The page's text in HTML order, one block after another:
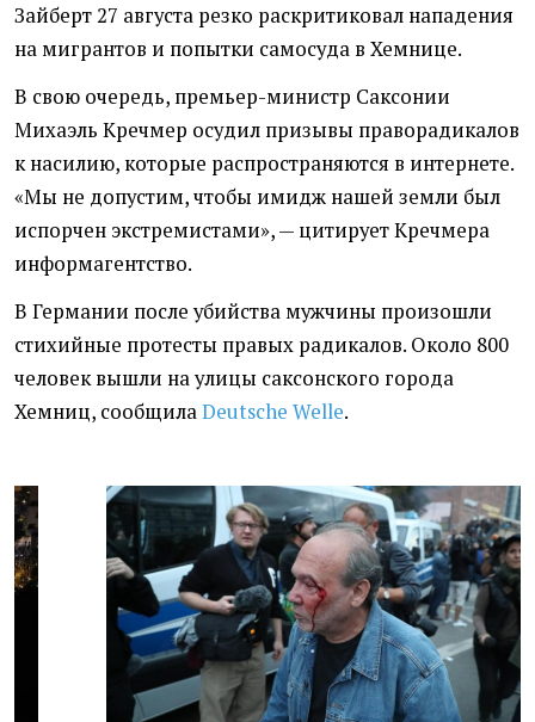
Зайберт 27 августа резко раскритиковал нападения
на мигрантов и попытки самосуда в Хемнице.
В свою очередь, премьер-министр Саксонии
Михаэль Кречмер осудил призывы праворадикалов
к насилию, которые распространяются в интернете.
«Мы не допустим, чтобы имидж нашей земли был
испорчен экстремистами», — цитирует Кречмера
информагентство.
В Германии после убийства мужчины произошли
стихийные протесты правых радикалов. Около 800
человек вышли на улицы саксонского города
Хемниц, сообщилаDeutsche Welle.